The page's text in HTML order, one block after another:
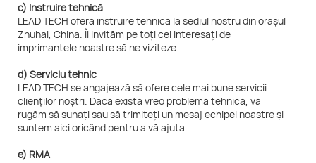
c) Instruire tehnică
LEAD TECH oferă instruire tehnică la sediul nostru din orașul
Zhuhai, China. Îi invităm pe toți cei interesați de
imprimantele noastre să ne viziteze.
d) Serviciu tehnic
LEAD TECH se angajează să ofere cele mai bune servicii
clienților noștri. Dacă există vreo problemă tehnică, vă
rugăm să sunați sau să trimiteți un mesaj echipei noastre și
suntem aici oricând pentru a vă ajuta.
e) RMA